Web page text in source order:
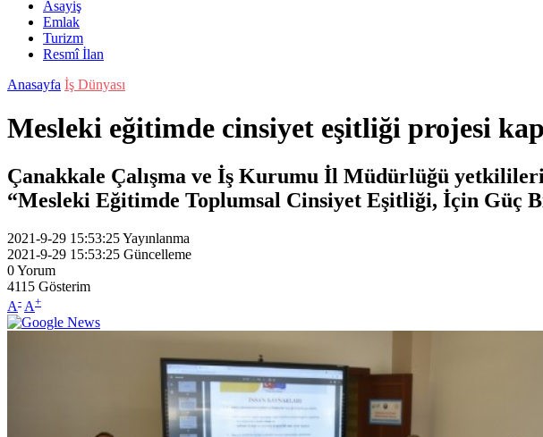
Asayiş
Emlak
Turizm
Resmî İlan
Anasayfa İş Dünyası
Mesleki eğitimde cinsiyet eşitliği projesi
Çanakkale Çalışma ve İş Kurumu İl Müdürlüğü
“Mesleki Eğitimde Toplumsal Cinsiyet Eşitliği, İçin Güç
2021-9-29 15:53:25Yayınlanma
2021-9-29 15:53:25 Güncelleme
0Yorum
4115 Gösterim
A- A+